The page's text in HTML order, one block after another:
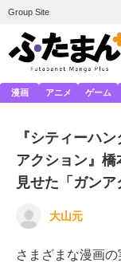
Group Site
漫画 アニメ ゲーム
『シティーハ
アクション』
見せた「ガン
大山元
さまざまな漫画